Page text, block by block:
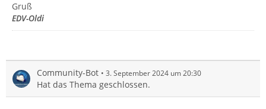
Gruß
EDV-Oldi
Community-Bot 3. September 2024 um 20:30
Hat das Thema geschlossen.